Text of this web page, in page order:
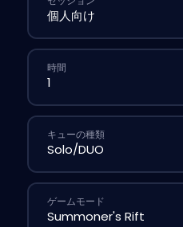
時間
キューの種類
ゲームモード